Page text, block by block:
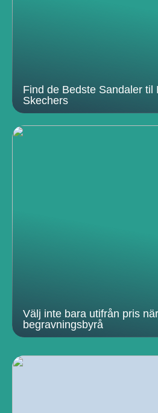
Find de Bedste Sandaler til
Skechers
Välj inte bara utifrån pris
begravningsbyrå